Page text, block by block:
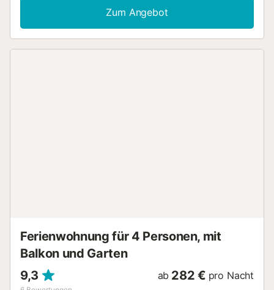
Zum Angebot
Ferienwohnung für 4 Personen, mit
Balkon und Garten
9,3
ab 282 € pro Nacht